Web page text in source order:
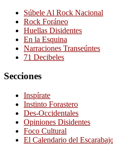
Súbele Al Rock Nacional
Rock Foráneo
Huellas Disidentes
En la Esquina
Narraciones Transeúntes
71 Decibeles
Secciones
Inspírate
Instinto Forastero
Des-Occidentales
Opiniones Disidentes
Foco Cultural
El Calendario del